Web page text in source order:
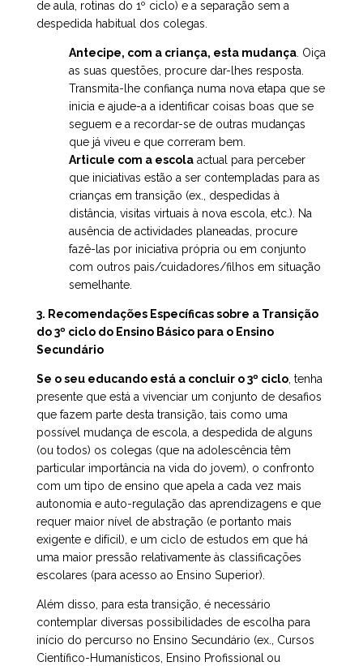
de aula, rotinas do 1º ciclo) e a separação sem a
despedida habitual dos colegas.
Antecipe, com a criança, esta mudança . Oiça
as suas questões, procure dar-lhes resposta.
Transmita-lhe confiança numa nova etapa que se
inicia e ajude-a a identificar coisas boas que se
seguem e a recordar-se de outras mudanças
que já viveu e que correram bem.
Articule com a escola actual para perceber
que iniciativas estão a ser contempladas para as
crianças em transição (ex., despedidas à
distância, visitas virtuais à nova escola, etc.). Na
ausência de actividades planeadas, procure
fazê-las por iniciativa própria ou em conjunto
com outros pais/cuidadores/filhos em situação
semelhante.
3. Recomendações Específicas sobre a Transição
do 3º ciclo do Ensino Básico para o Ensino
Secundário
Se o seu educando está a concluir o 3º ciclo , tenha
presente que está a vivenciar um conjunto de desafios
que fazem parte desta transição, tais como uma
possível mudança de escola, a despedida de alguns
(ou todos) os colegas (que na adolescência têm
particular importância na vida do jovem), o confronto
com um tipo de ensino que apela a cada vez mais
autonomia e auto-regulação das aprendizagens e que
requer maior nível de abstração (e portanto mais
exigente e difícil), e um ciclo de estudos em que há
uma maior pressão relativamente às classificações
escolares (para acesso ao Ensino Superior).
Além disso, para esta transição, é necessário
contemplar diversas possibilidades de escolha para
início do percurso no Ensino Secundário (ex., Cursos
Científico-Humanísticos, Ensino Profissional ou